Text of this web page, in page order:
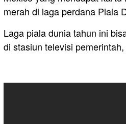
merah di laga perdana Piala
Laga piala dunia tahun ini
di stasiun televisi